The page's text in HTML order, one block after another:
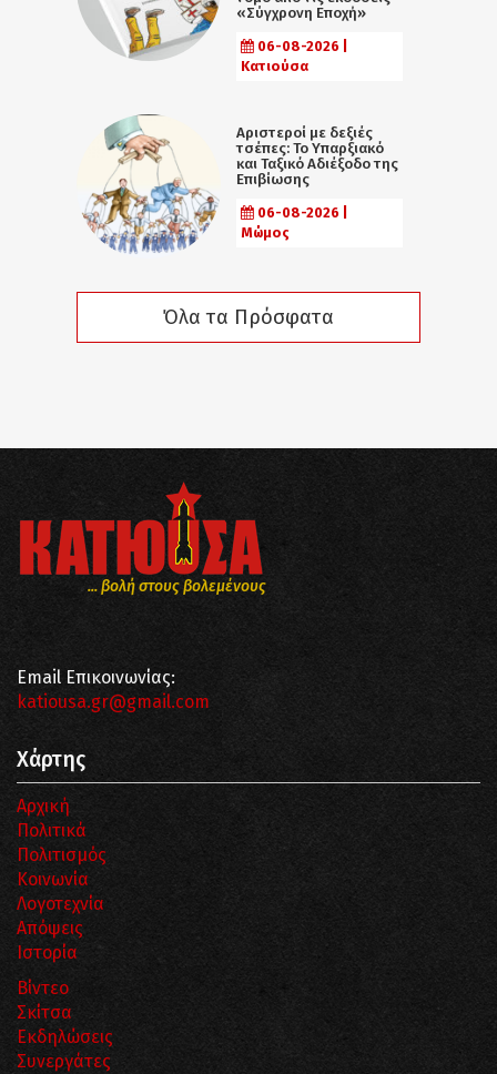
«Σύγχρονη Εποχή»
06-08-2026 |
Κατιούσα
Αριστεροί με δεξιές
τσέπες: Το Υπαρξιακό
και Ταξικό Αδιέξοδο της
Επιβίωσης
06-08-2026 |
Μώμος
Όλα τα Πρόσφατα
... βολή στους βολεμένους
Email Επικοινωνίας:
katiousa.gr@gmail.com
Χάρτης
Αρχική
Πολιτικά
Πολιτισμός
Κοινωνία
Λογοτεχνία
Απόψεις
Ιστορία
Βίντεο
Σκίτσα
Εκδηλώσεις
Συνεργάτες